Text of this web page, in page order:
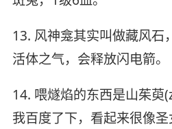
13. 风神龛其实叫做藏风石
活体之气，会释放闪电箭。
14. 喂燧焰的东西是山茱
我百度了下，看起来很像圣